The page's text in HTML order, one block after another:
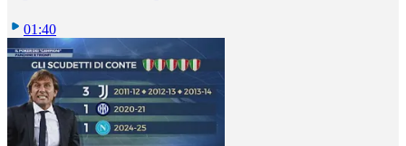
01:40